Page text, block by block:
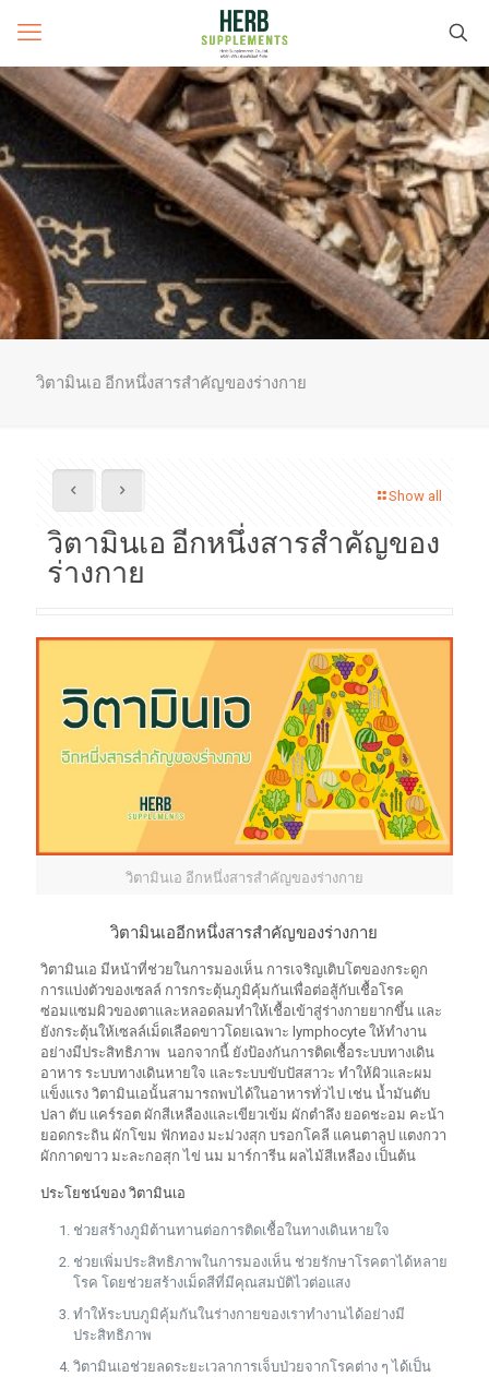
วิตามินเอ อีกหนึ่งสารสำคัญของร่างกาย
Show all
วิตามินเอ อีกหนึ่งสารสำคัญของ
ร่างกาย
วิตามินเอ อีกหนึ่งสารสำคัญของร่างกาย
วิตามินเออีกหนึ่งสารสำคัญของร่างกาย
วิตามินเอ มีหน้าที่ช่วยในการมองเห็น การเจริญเติบโตของกระดูก
การแบ่งตัวของเซลล์ การกระตุ้นภูมิคุ้มกันเพื่อต่อสู้กับเชื้อโรค
ซ่อมแซมผิวของตาและหลอดลมทำให้เชื้อเข้าสู่ร่างกายยากขึ้น และ
ยังกระตุ้นให้เซลล์เม็ดเลือดขาวโดยเฉพาะ lymphocyte ให้ทำงาน
อย่างมีประสิทธิภาพ นอกจากนี้ ยังป้องกันการติดเชื้อระบบทางเดิน
อาหาร ระบบทางเดินหายใจ และระบบขับปัสสาวะ ทำให้ผิวและผม
แข็งแรง วิตามินเอนั้นสามารถพบได้ในอาหารทั่วไป เช่น น้ำมันตับ
ปลา ตับ แคร์รอต ผักสีเหลืองและเขียวเข้ม ผักตำลึง ยอดชะอม คะน้า
ยอดกระถิน ผักโขม ฟักทอง มะม่วงสุก บรอกโคลี แคนตาลูป แตงกวา
ผักกาดขาว มะละกอสุก ไข่ นม มาร์การีน ผลไม้สีเหลือง เป็นต้น
ประโยชน์ของ วิตามินเอ
ช่วยสร้างภูมิต้านทานต่อการติดเชื้อในทางเดินหายใจ
ช่วยเพิ่มประสิทธิภาพในการมองเห็น ช่วยรักษาโรคตาได้หลาย
โรค โดยช่วยสร้างเม็ดสีที่มีคุณสมบัติไวต่อแสง
ทำให้ระบบภูมิคุ้มกันในร่างกายของเราทำงานได้อย่างมี
ประสิทธิภาพ
วิตามินเอช่วยลดระยะเวลาการเจ็บป่วยจากโรคต่าง ๆ ได้เป็น